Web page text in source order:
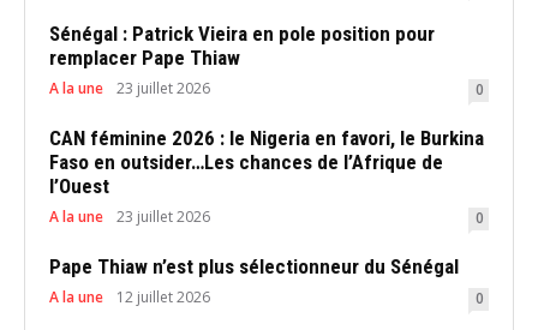
Sénégal : Patrick Vieira en pole position pour
remplacer Pape Thiaw
A la une 23 juillet 2026 0
CAN féminine 2026 : le Nigeria en favori, le Burkina
Faso en outsider…Les chances de l’Afrique de
l’Ouest
A la une 23 juillet 2026 0
Pape Thiaw n’est plus sélectionneur du Sénégal
A la une 12 juillet 2026 0